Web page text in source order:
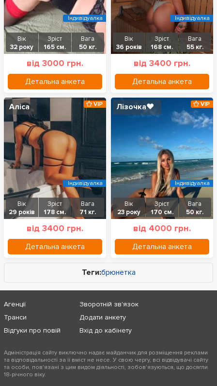
Вік
32 року
Зріст
165 см.
Вага
50 кг.
від 3000 грн.
Детальна анкета
Індивідуалка
Вік
36 років
Зріст
168 см.
Вага
55 кг.
від 3400 грн.
Детальна анкета
Індивідуалка
Аліса
Вік
29 років
Зріст
178 см.
Вага
71 кг.
від 3400 грн.
Детальна анкета
VIP
Індивідуалка
Лізочка❤️
Вік
23 року
Зріст
170 см.
Вага
50 кг.
від 4000 грн.
Детальна анкета
VIP
Індивідуалка
Теги:брюнетка
Агенції
Транси
Відгуки про повій
Зворотній зв'язок
Додати анкету
Вхід до кабінету
Адміністрація сайту виключно надає майданчик для розміщення реклами
та відповідальності за її вміст не несе. У свою чергу, всі відвідувачі сайту
та особи, пов'язані з цим видом діяльності, зобов'язуються, що досягли
18-річного віку.